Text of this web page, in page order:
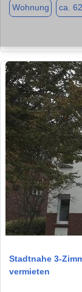
Wohnung ca.
Stadtnahe 3-
vermieten